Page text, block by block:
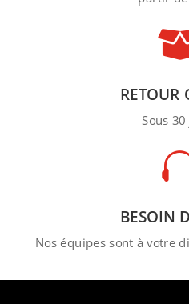
RETOUR
Sous
BESOIN
Nos équipes sont à votre